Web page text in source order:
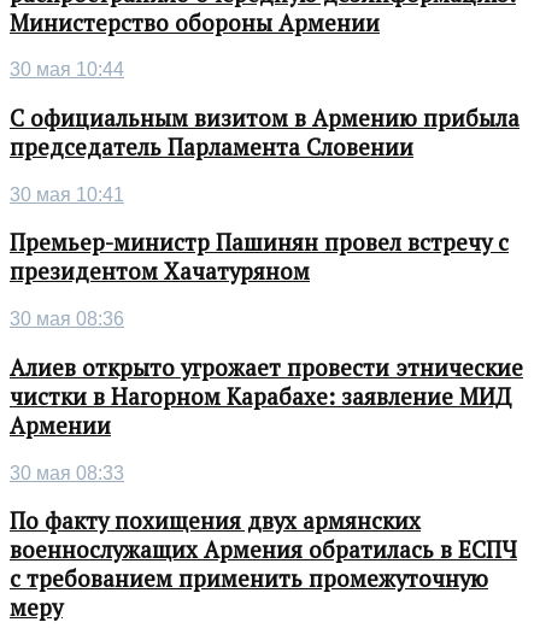
Министерство обороны Армении
30 мая 10:44
С официальным визитом в Армению прибыла
председатель Парламента Словении
30 мая 10:41
Премьер-министр Пашинян провел встречу с
президентом Хачатуряном
30 мая 08:36
Алиев открыто угрожает провести этнические
чистки в Нагорном Карабахе: заявление МИД
Армении
30 мая 08:33
По факту похищения двух армянских
военнослужащих Армения обратилась в ЕСПЧ
с требованием применить промежуточную
меру